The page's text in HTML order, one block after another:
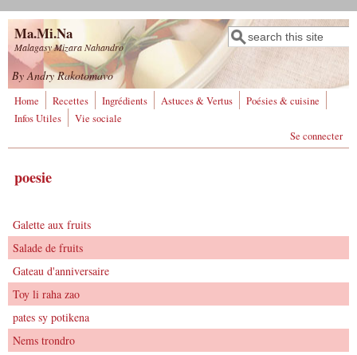
Aller au contenu principal
Ma.Mi.Na
Malagasy Mizara Nahandro
Formulaire de
recherche
Rechercher
By Andry Rakotomavo
Home Recettes Ingrédients Astuces & Vertus
Poésies & cuisine
Infos Utiles
Vie sociale
Se connecter
poesie
Galette aux fruits
Salade de fruits
Gateau d'anniversaire
Toy li raha zao
pates sy potikena
Nems trondro